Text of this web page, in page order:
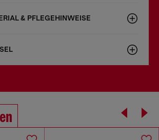
& PFLEGEHINWEISE